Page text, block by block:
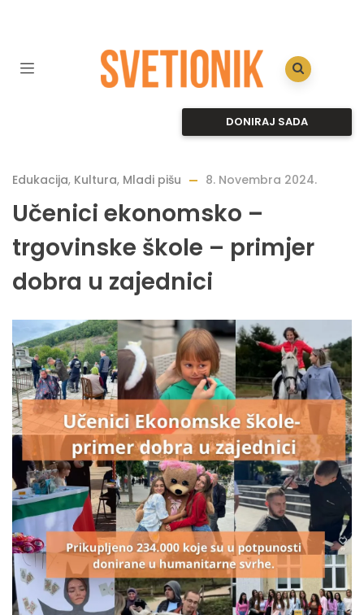
DONIRAJ SADA
Edukacija, Kultura, Mladi pišu 8. Novembra 2024.
Učenici ekonomsko –
trgovinske škole – primjer
dobra u zajednici